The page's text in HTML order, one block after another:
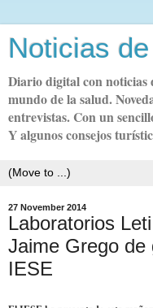
Noticias
Diario digital con noticias
mundo de la salud.
entrevistas. Con un
Y algunos consejos
27 November 2014
Laboratorios
Jaime Grego de
IESE